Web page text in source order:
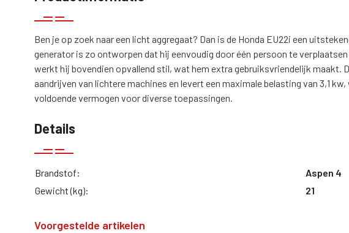
Ben je op zoek naar een licht aggregaat? Dan is de Honda EU22i een
generator is zo ontworpen dat hij eenvoudig door één persoon te
werkt hij bovendien opvallend stil, wat hem extra gebruiksvriendelijk maakt.
aandrijven van lichtere machines en levert een maximale belasting van 3,1
voldoende vermogen voor diverse toepassingen.
Details
Brandstof:
Aspen 4
Gewicht (kg):
21
Voorgestelde artikelen